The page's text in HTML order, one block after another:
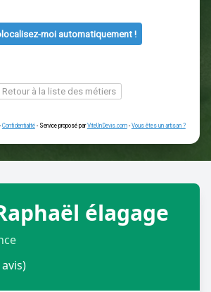
ou
Retour à la liste des métiers
CGU -
élagage